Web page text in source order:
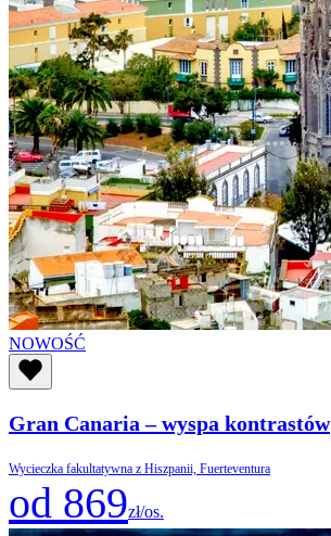
NOWOŚĆ
Gran Canaria – wyspa kontrastów
Wycieczka fakultatywna z Hiszpanii, Fuerteventura
od 869zł/os.